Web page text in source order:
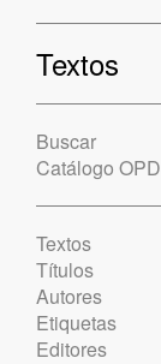
Textos
Buscar
Catálogo
Textos
Títulos
Autores
Etiquetas
Editores